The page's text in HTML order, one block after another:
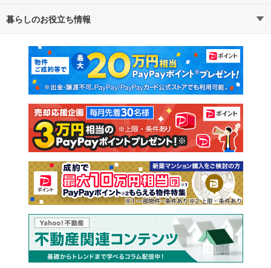
通勤・通学時間から探す
不動産・住宅
新築マンション 中古マンション
新築一戸建て 中古一戸建て
注文住宅 土地
売却査定
暮らしのお役立ち情報
マンションカタログ 教えて！住まいの先生